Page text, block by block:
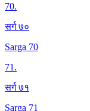
70.
सर्ग ७०
Sarga 70
71.
सर्ग ७१
Sarga 71